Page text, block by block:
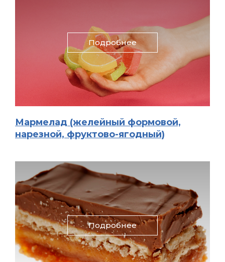
Подробнее
Мармелад (желейный формовой,
нарезной, фруктово-ягодный)
Подробнее